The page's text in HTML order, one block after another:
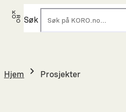
Hopp
Søk
Hjem Prosjekter